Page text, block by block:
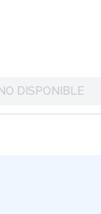
DISPONIBLE